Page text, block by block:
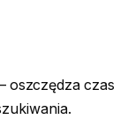
oszczędza czas